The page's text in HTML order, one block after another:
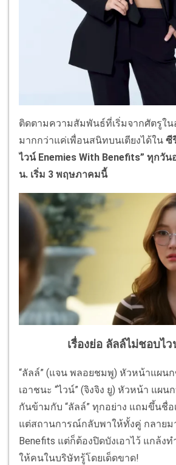
ติดตามความสัมพันธ์ที่เริ่มจากศัตรูใ
มากกว่าแค่เพื่อนสนิทบนเตียงได้ใน ซี
ไวน์ Enemies With Benefits” ทุกวัน
น. เริ่ม 3 พฤษภาคมนี้
เรื่องย่อ ลัลล์ไม่ชอบไว
“ลัลล์” (แจน พลอยชมพู) หัวหน้าแผน
เอาชนะ “ไวน์” (จิงจิง ยู) หัวหน้า แผ
กันข้ามกับ “ลัลล์” ทุกอย่าง แถมขึ้นชื่อ
แต่สถานการณ์กลับพาให้ทั้งคู่ กลายมา
Benefits แต่ก็ต้องปิดบังเอาไว้ แกล้ง
ให้คนในบริษัทรู้โดยเด็ดขาด!